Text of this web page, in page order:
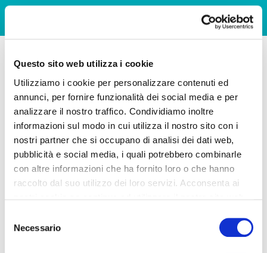
Questo sito web utilizza i cookie
Utilizziamo i cookie per personalizzare contenuti ed
annunci, per fornire funzionalità dei social media e per
analizzare il nostro traffico. Condividiamo inoltre
informazioni sul modo in cui utilizza il nostro sito con i
nostri partner che si occupano di analisi dei dati web,
pubblicità e social media, i quali potrebbero combinarle
con altre informazioni che ha fornito loro o che hanno
raccolto dal suo utilizzo dei loro servizi. Acconsenta ai
delNecessario